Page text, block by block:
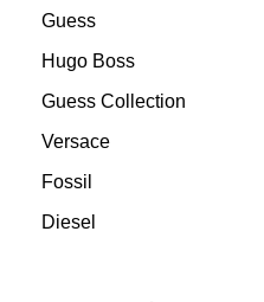
Guess
Hugo Boss
Guess Collection
Versace
Fossil
Diesel